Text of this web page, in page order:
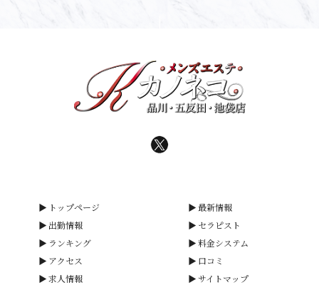
トップページ
最新情報
出勤情報
セラピスト
ランキング
料金システム
アクセス
口コミ
求人情報
サイトマップ